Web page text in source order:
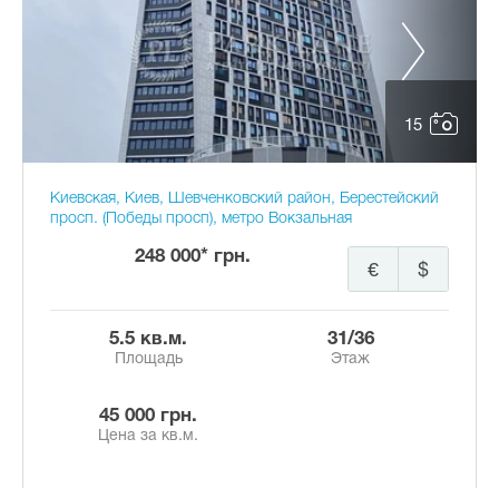
15
Киевская, Киев, Шевченковский район, Берестейский
просп. (Победы просп), метро Вокзальная
248 000* грн.
$
€
5.5 кв.м.
Площадь
31/36
Этаж
45 000 грн.
Цена за кв.м.